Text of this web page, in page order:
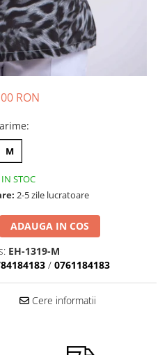
RON
:
M
IN STOC
2-5 zile lucratoare
ADAUGA IN COS
EH-1319-M
/ 0761184183
Cere informatii